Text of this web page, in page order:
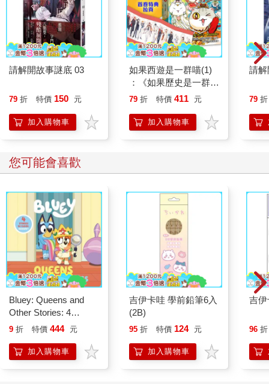
請解開故事謎底 03
79 折 特價 150 元
加入購物車
如果西遊是一群喵(1)
：《如果歷史是一群
喵》作者最新力作，附
79 折 特價 411 元
加入購物車
請解
79 折
您可能會喜歡
Bluey: Queens and
Other Stories: 4
Stories in 1 Book.
9 折 特價 444 元
加入購物車
吉伊卡哇 學前鉛筆6入
(2B)
95 折 特價 124 元
加入購物車
吉
96 折